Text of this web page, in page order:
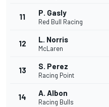
11 P. Gasly
Red Bull Racing
12 L. Norris
McLaren
13 S. Perez
Racing Point
14 A. Albon
Racing Bulls